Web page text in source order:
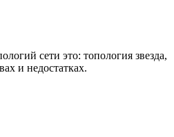
сети это: топология звезда,
и недостатках.